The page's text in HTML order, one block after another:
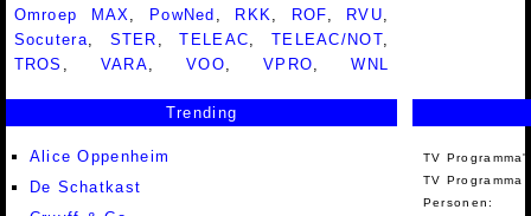
Omroep MAX
PowNed RKK ROF RVU
Socutera
STER ,TELEAC TELEAC/NOT
TROS
VARA ,VOO ,VPRO ,WNL
Trending
Alice Oppenheim
De Schatkast
TV
TV Programma
Personen: